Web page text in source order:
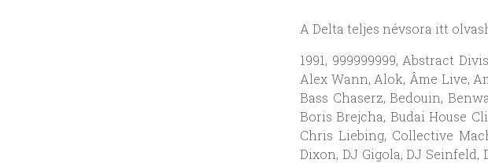
A Delta teljes névsora itt
1991, 999999999, Abstract
Alex Wann, Alok, Âme Live,
Bass Chaserz, Bedouin,
Boris Brejcha, Budai House
Chris Liebing, Collective
Dixon, DJ Gigola, DJ Seinfeld,